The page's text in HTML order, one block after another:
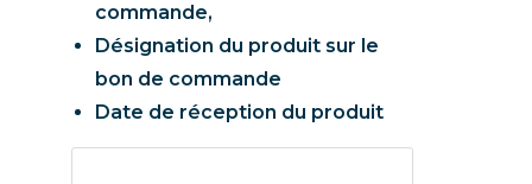
commande,
Désignation du produit sur le
bon de commande
Date de réception du produit